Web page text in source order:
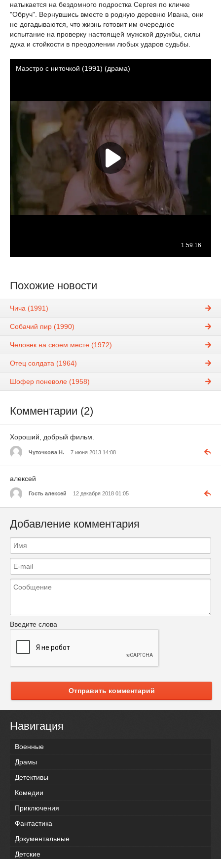
натыкается на бездомного подростка Сергея по кличке
"Обруч". Вернувшись вместе в родную деревню Ивана, они
не догадываются, что жизнь готовит им очередное
испытание на проверку настоящей мужской дружбы, силы
духа и стойкости в преодолении любых ударов судьбы.
Похожие новости
Чича (1991)
Собачий пир (1990)
Человек на своем месте (1972)
Отец солдата (1964)
Шофер поневоле (1958)
Комментарии (2)
Хороший, добрый фильм.
Чуточкова Н. 7 июня 2013 14:08
алексей
Гость алексей 12 декабря 2018 01:05
Добавление комментария
Введите слова
Отправить комментарий
Навигация
Военные
Драмы
Детективы
Комедии
Приключения
Фантастика
Документальные
Детские